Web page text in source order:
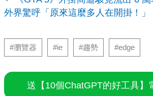
外界驚呼「原來這麼多人在開掛！」
#瀏覽器 #ie #趨勢 #edge
送【10個ChatGPT的好工具】